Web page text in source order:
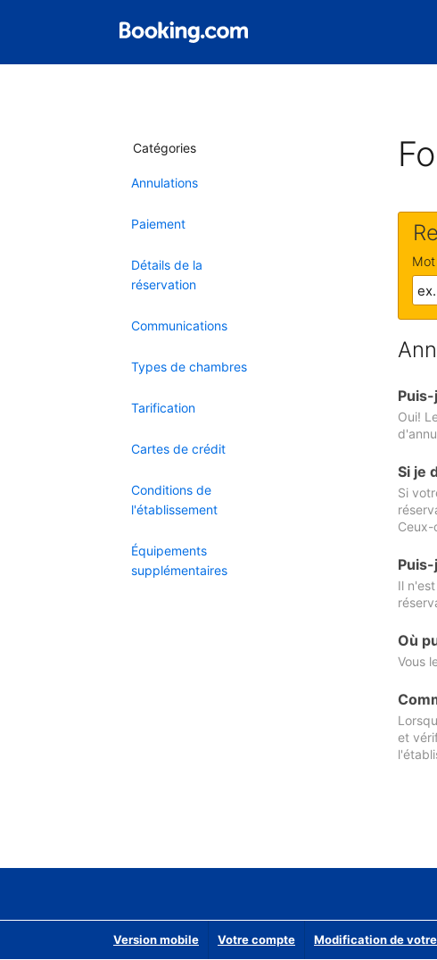
Catégories
Annulations
Paiement
Détails de la
réservation
Communications
Types de chambres
Tarification
Cartes de crédit
Conditions de
l'établissement
Équipements
supplémentaires
Oui!
Si je
Si
Ceux-
Il
Où
Vous
et
Version mobile Votre compte Modification de